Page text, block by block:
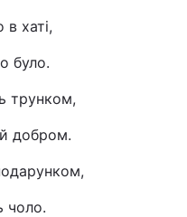
хаті,
було.
трунком,
добром.
чоло.